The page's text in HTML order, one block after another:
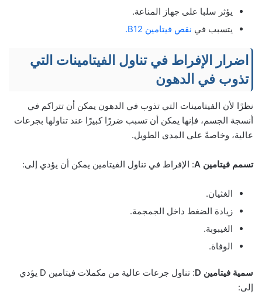
يؤثر سلبا على جهاز المناعة.
يتسبب في نقص فيتامين B12.
اضرار الإفراط في تناول الفيتامينات التي
تذوب في الدهون
نظرًا لأن الفيتامينات التي تذوب في الدهون يمكن أن تتراكم في
أنسجة الجسم، فإنها يمكن أن تسبب ضررًا كبيرًا عند تناولها بجرعات
عالية، وخاصةً على المدى الطويل.
تسمم فيتامين A : الإفراط في تناول الفيتامين يمكن أن يؤدي إلى:
الغثيان.
زيادة الضغط داخل الجمجمة.
الغيبوبة.
الوفاة.
سمية فيتامين D
: تناول جرعات عالية من مكملات فيتامين D يؤدي
إلى: